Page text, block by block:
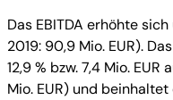
Das EBITDA erhöhte sich
2019: 90,9 Mio. EUR).
12,9 % bzw. 7,4 Mio.
Mio. EUR) und